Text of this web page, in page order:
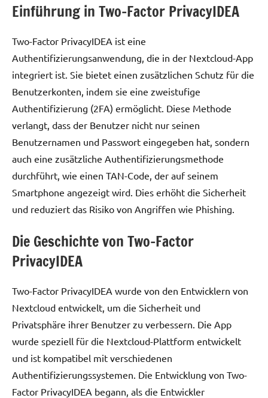
Einführung in Two-Factor PrivacyIDEA
Two-Factor PrivacyIDEA ist eine
Authentifizierungsanwendung, die in der Nextcloud-App
integriert ist. Sie bietet einen zusätzlichen Schutz für die
Benutzerkonten, indem sie eine zweistufige
Authentifizierung (2FA) ermöglicht. Diese Methode
verlangt, dass der Benutzer nicht nur seinen
Benutzernamen und Passwort eingegeben hat, sondern
auch eine zusätzliche Authentifizierungsmethode
durchführt, wie einen TAN-Code, der auf seinem
Smartphone angezeigt wird. Dies erhöht die Sicherheit
und reduziert das Risiko von Angriffen wie Phishing.
Die Geschichte von Two-Factor
PrivacyIDEA
Two-Factor PrivacyIDEA wurde von den Entwicklern von
Nextcloud entwickelt, um die Sicherheit und
Privatsphäre ihrer Benutzer zu verbessern. Die App
wurde speziell für die Nextcloud-Plattform entwickelt
und ist kompatibel mit verschiedenen
Authentifizierungssystemen. Die Entwicklung von Two-
Factor PrivacyIDEA begann, als die Entwickler